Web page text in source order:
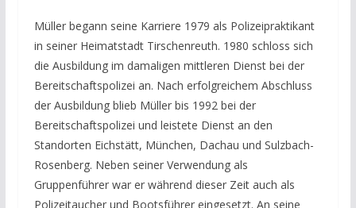
Müller begann seine Karriere 1979 als Polizeipraktikant
in seiner Heimatstadt Tirschenreuth. 1980 schloss sich
die Ausbildung im damaligen mittleren Dienst bei der
Bereitschaftspolizei an. Nach erfolgreichem Abschluss
der Ausbildung blieb Müller bis 1992 bei der
Bereitschaftspolizei und leistete Dienst an den
Standorten Eichstätt, München, Dachau und Sulzbach-
Rosenberg. Neben seiner Verwendung als
Gruppenführer war er während dieser Zeit auch als
Polizeitaucher und Bootsführer eingesetzt. An seine